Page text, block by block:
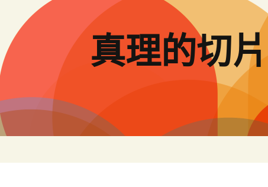
要
內
容
真理的切片